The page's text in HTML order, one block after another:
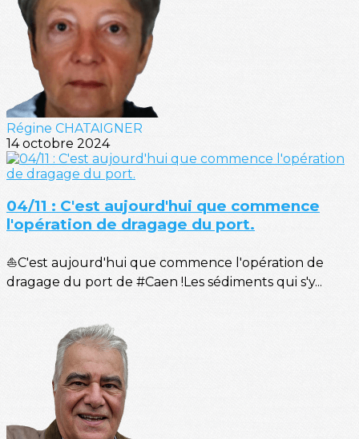
Régine CHATAIGNER
14 octobre 2024
04/11 : C'est aujourd'hui que commence
l'opération de dragage du port.
⛵C'est aujourd'hui que commence l'opération de
dragage du port de #Caen !Les sédiments qui s'y...